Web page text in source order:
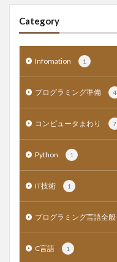
Category
Infomation 1
プログラミング準備 4
コンピュータまわり 7
Python 1
IT技術 1
プログラミング言語全般
C言語 1